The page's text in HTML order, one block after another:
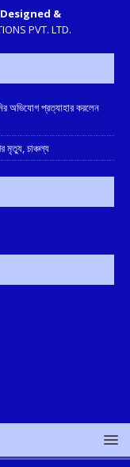
Designed &
PVT. LTD.
অভিযোগ প্রত্যাহার করলেন
মৃত্যু, চাঞ্চল্য